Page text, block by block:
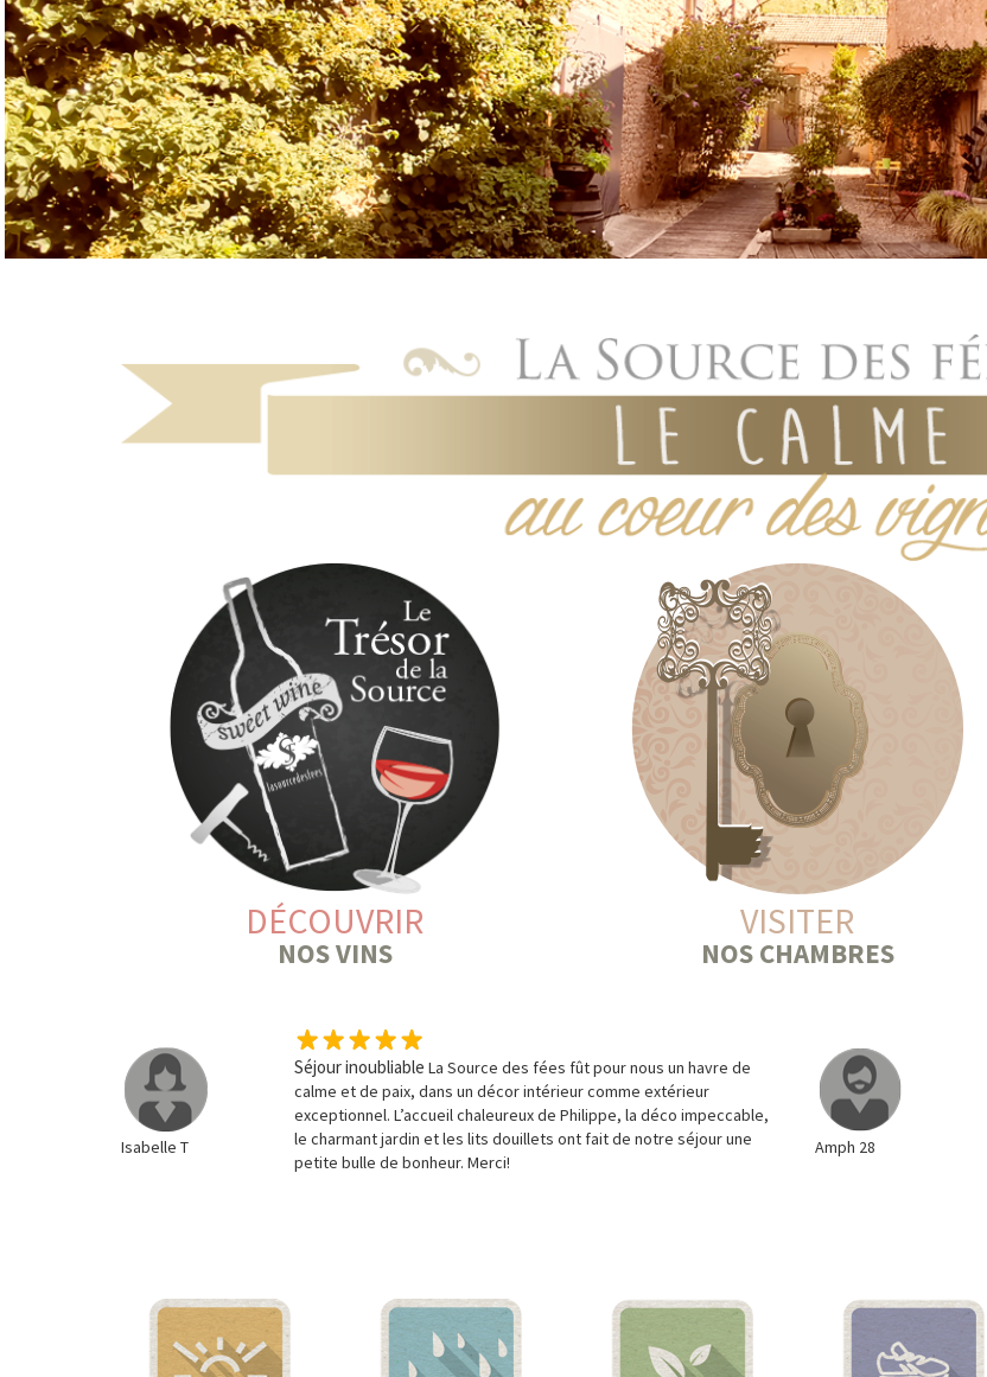
DÉCOUVRIR
NOS VINS
VISITER
NOS CHAMBRES
Isabelle T
Séjour inoubliable La Source des fées fût pour nous un havre de
calme et de paix, dans un décor intérieur comme extérieur
exceptionnel. L’accueil chaleureux de Philippe, la déco impeccable,
le charmant jardin et les lits douillets ont fait de notre séjour une
petite bulle de bonheur. Merci!
Amph 28